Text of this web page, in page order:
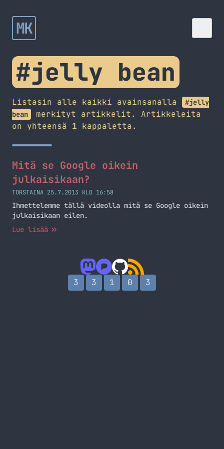
MK
#jelly bean
Listasin alle kaikki avainsanalla
#jelly
bean
merkityt artikkelit. Artikkeleita
on yhteensä 1 kappaletta.
Mitä se Google oikein
julkaisikaan?
TORSTAINA 25.7.2013 KLO 16:58
Ihmettelemme tällä videolla mitä se Google oikein
julkaisikaan eilen.
Lue lisää
3 3 1 0 3